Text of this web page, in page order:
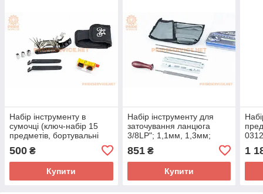
Набір інструменту в
сумочці (ключ-набір 15
предметів, бортувальні
лопатки, к-кт для ремонту
коліс з клеєм), KL-9809
500 ₴
Купити
Набір інструменту для
заточування ланцюга
3/8LP"; 1,1мм, 1,3мм;
851₴
Купити
1